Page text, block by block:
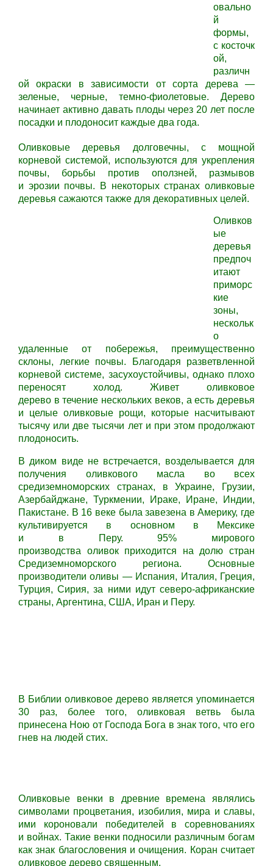
овально
й
формы,
с косточк
ой,
различн
ой окраски в зависимости от сорта дерева —
зеленые, черные, темно-фиолетовые. Дерево
начинает активно давать плоды через 20 лет после
посадки и плодоносит каждые два года.
Оливковые деревья долговечны, с мощной
корневой системой, используются для укрепления
почвы, борьбы против оползней, размывов
и эрозии почвы. В некоторых странах оливковые
деревья сажаются также для декоративных целей.
Оливков
ые
деревья
предпоч
итают
приморс
кие
зоны,
нескольк
о
удаленные от побережья, преимущественно
склоны, легкие почвы. Благодаря разветвленной
корневой системе, засухоустойчивы, однако плохо
переносят холод. Живет оливковое
дерево в течение нескольких веков, а есть деревья
и целые оливковые рощи, которые насчитывают
тысячу или две тысячи лет и при этом продолжают
плодоносить.
В диком виде не встречается, возделывается для
получения оливкового масла во всех
средиземноморских странах, в Украине, Грузии,
Азербайджане, Туркмении, Ираке, Иране, Индии,
Пакистане. В 16 веке была завезена в Америку, где
культивируется в основном в Мексике
и в Перу. 95% мирового
производства оливок приходится на долю стран
Средиземноморского региона. Основные
производители оливы — Испания, Италия, Греция,
Турция, Сирия, за ними идут северо-африканские
страны, Аргентина, США, Иран и Перу.
В Библии оливковое дерево является упоминается
30 раз, более того, оливковая ветвь была
принесена Ною от Господа Бога в знак того, что его
гнев на людей стих.
Оливковые венки в древние времена являлись
символами процветания, изобилия, мира и славы,
ими короновали победителей в соревнованиях
и войнах. Такие венки подносили различным богам
как знак благословения и очищения. Коран считает
оливковое дерево священным.